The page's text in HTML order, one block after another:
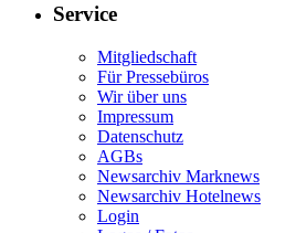
Service
Mitgliedschaft
Für Pressebüros
Wir über uns
Impressum
Datenschutz
AGBs
Newsarchiv Marknews
Newsarchiv Hotelnews
Login